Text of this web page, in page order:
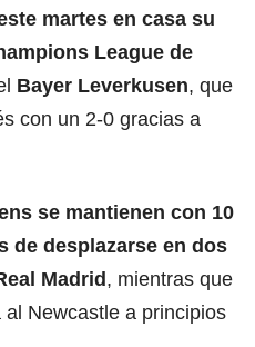
martes en casa su
League de
Bayer Leverkusen, que
con un 2-0 gracias a
se mantienen con 10
de desplazarse en dos
Madrid, mientras que
Newcastle a principios